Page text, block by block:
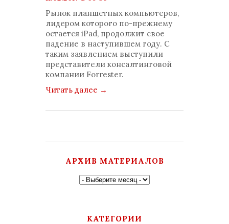
комментариев: 0
Рынок планшетных компьютеров,
лидером которого по-прежнему
остается iPad, продолжит свое
падение в наступившем году. С
таким заявлением выступили
представители консалтинговой
компании Forrester.
Читать далее →
АРХИВ МАТЕРИАЛОВ
КАТЕГОРИИ